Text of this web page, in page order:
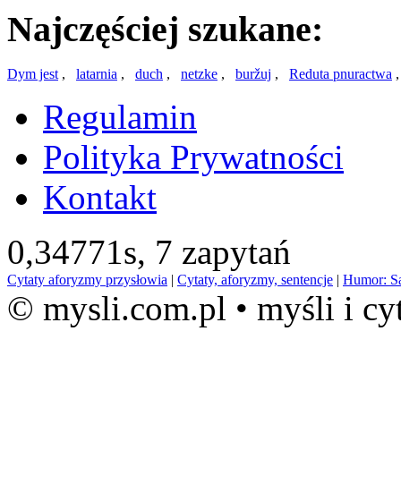
Najczęściej szukane:
Dym jest, latarnia , duch , netzke , buržuj , Reduta pnuractwa
Regulamin
Polityka Prywatności
Kontakt
0,34771s, 7 zapytań
Cytaty aforyzmy przysłowia | Cytaty, aforyzmy, sentencje | Humor:
© mysli.com.pl • myśli i